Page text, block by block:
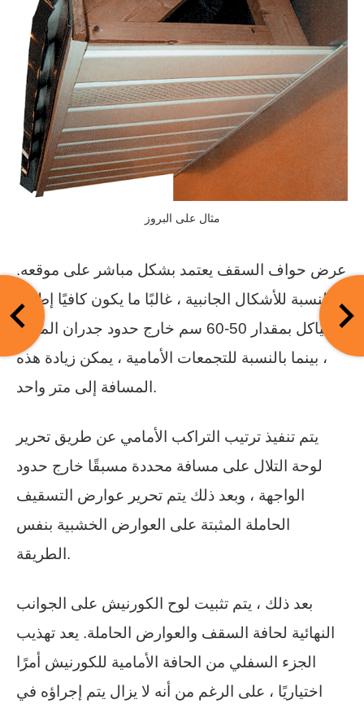
مثال على البروز
عرض حواف السقف يعتمد بشكل مباشر على موقعه.
بالنسبة للأشكال الجانبية ، غالبًا ما يكون كافيًا إطلاق
الهياكل بمقدار 50-60 سم خارج حدود جدران المنزل
، بينما بالنسبة للتجمعات الأمامية ، يمكن زيادة هذه
المسافة إلى متر واحد.
يتم تنفيذ ترتيب التراكب الأمامي عن طريق تحرير
لوحة التلال على مسافة محددة مسبقًا خارج حدود
الواجهة ، وبعد ذلك يتم تحرير عوارض التسقيف
الحاملة المثبتة على العوارض الخشبية بنفس
الطريقة.
بعد ذلك ، يتم تثبيت لوح الكورنيش على الجوانب
النهائية لحافة السقف والعوارض الحاملة. يعد تهذيب
الجزء السفلي من الحافة الأمامية للكورنيش أمرًا
اختياريًا ، على الرغم من أنه لا يزال يتم إجراؤه في